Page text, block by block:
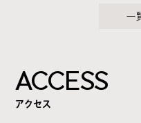
一
ACCESS
アクセス